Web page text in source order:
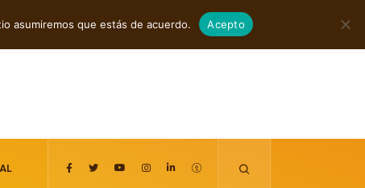
agosto 7, 2026
asumiremos que estás de acuerdo. Acepto